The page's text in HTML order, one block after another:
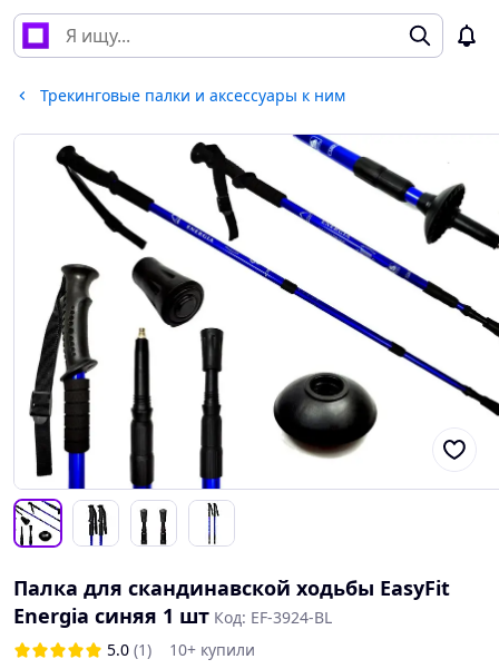
Трекинговые палки и аксессуары к ним
Палка для скандинавской ходьбы EasyFit
Energia синяя 1 шт Код: EF-3924-BL
5.0 (1)
10+ купили